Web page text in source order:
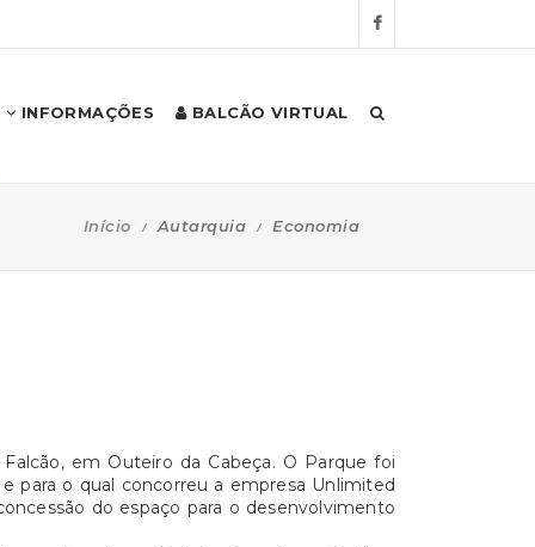
INFORMAÇÕES BALCÃO VIRTUAL
Início Autarquia Economia
em Outeiro da Cabeça. O Parque foi
para o qual concorreu a empresa Unlimited
do espaço para o desenvolvimento